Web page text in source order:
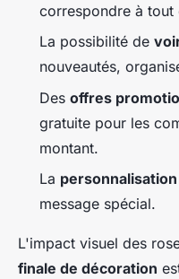
correspondre à tout
La possibilité de
nouveautés,
Des offres
gratuite pour les
montant.
La personnalisation
message spécial.
L'impact visuel des
finale de décoration